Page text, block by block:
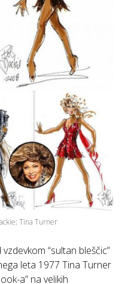
Tina Turner
“sultan bleščic”
leta 1977 Tina Turner
a” na velikih